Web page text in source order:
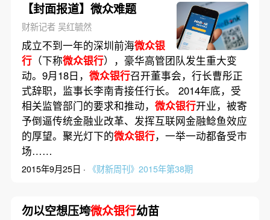
【封面报道】微众难题
财新记者 吴红毓然
成立不到一年的深圳前海微众银
行（下称微众银行），豪华高管团队发生重大变
动。9月18日， 微众银行召开董事会，行长曹彤正
式辞职，监事长李南青接任行长。 2014年底，受
相关监管部门的要求和推动， 微众银行开业，被寄
予倒逼传统金融业改革、发挥互联网金融鲶鱼效应
的厚望。聚光灯下的微众银行，一举一动都备受市
场……
2015年9月25日 · 《财新周刊》2015年第38期
勿以空想压垮微众银行幼苗